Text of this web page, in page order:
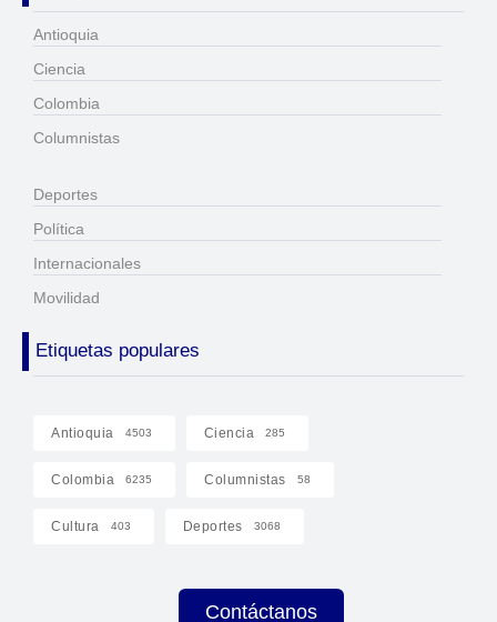
Antioquia
Ciencia
Colombia
Columnistas
Deportes
Política
Internacionales
Movilidad
Etiquetas populares
Antioquia 4503 Ciencia 285
Colombia 6235 Columnistas 58
Cultura 403 Deportes 3068
Contáctanos